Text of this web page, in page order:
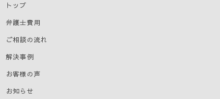
トップ
弁護士費用
ご相談の流れ
解決事例
お客様の声
お知らせ